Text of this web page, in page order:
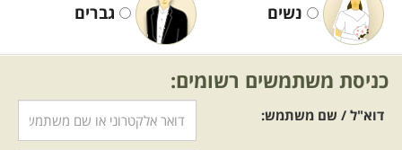
נשים גברים
כניסת משתמשים רשומים:
דוא"ל / שם משתמש: